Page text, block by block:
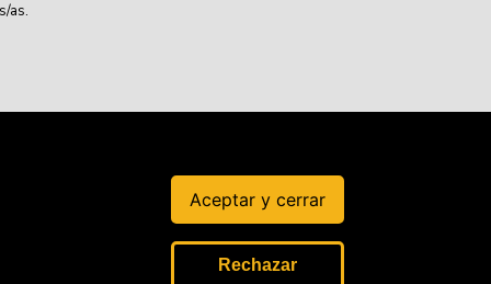
as.
Aceptar y cerrar
Rechazar